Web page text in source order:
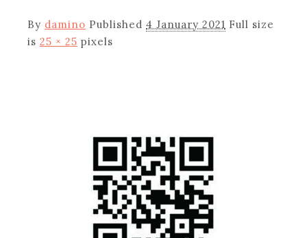
By damino Published 4 January 2021 Full size
is 25 × 25 pixels